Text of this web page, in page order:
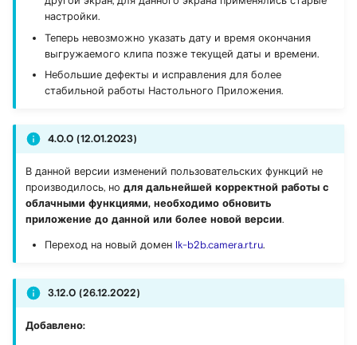
настройки.
Теперь невозможно указать дату и время окончания
выгружаемого клипа позже текущей даты и времени.
Небольшие дефекты и исправления для более
стабильной работы Настольного Приложения.
4.0.0 (12.01.2023)
В данной версии изменений пользовательских функций не
производилось, но для дальнейшей корректной работы с
облачными функциями, необходимо обновить
приложение до данной или более новой версии.
Переход на новый домен lk-b2b.camera.rt.ru.
3.12.0 (26.12.2022)
Добавлено: